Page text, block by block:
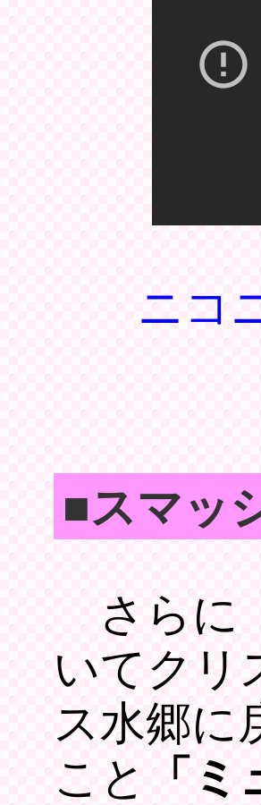
ニコ
■スマッ
さらに
いてクリ
ス水郷に
こと
「